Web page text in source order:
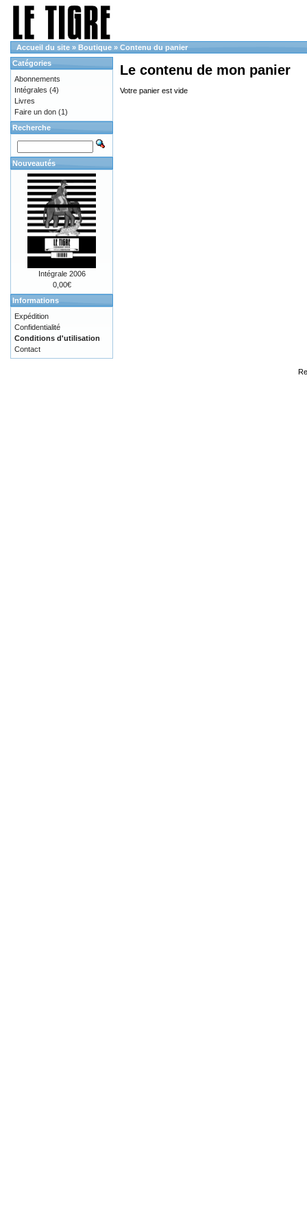
Accueil du site » Boutique » Contenu du panier
Le contenu de mon panier
Votre panier est vide
Catégories
Abonnements
Intégrales (4)
Livres
Faire un don (1)
Recherche
Nouveautés
Intégrale 2006
0,00€
Informations
Expédition
Confidentialité
Conditions d'utilisation
Contact